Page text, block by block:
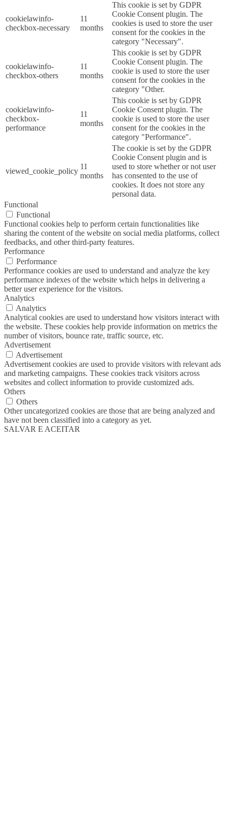
cookielawinfo-
checkbox-necessary
11
months
This cookie is set by GDPR
Cookie Consent plugin. The
cookies is used to store the user
consent for the cookies in the
category "Necessary".
cookielawinfo-
checkbox-others
11
months
This cookie is set by GDPR
Cookie Consent plugin. The
cookie is used to store the user
consent for the cookies in the
category "Other.
cookielawinfo-
checkbox-
performance
11
months
This cookie is set by GDPR
Cookie Consent plugin. The
cookie is used to store the user
consent for the cookies in the
category "Performance".
viewed_cookie_policy
11
months
The cookie is set by the GDPR
Cookie Consent plugin and is
used to store whether or not user
has consented to the use of
cookies. It does not store any
personal data.
Functional
Functional
Functional cookies help to perform certain functionalities like
sharing the content of the website on social media platforms, collect
feedbacks, and other third-party features.
Performance
Performance
Performance cookies are used to understand and analyze the key
performance indexes of the website which helps in delivering a
better user experience for the visitors.
Analytics
Analytics
Analytical cookies are used to understand how visitors interact with
the website. These cookies help provide information on metrics the
number of visitors, bounce rate, traffic source, etc.
Advertisement
Advertisement
Advertisement cookies are used to provide visitors with relevant ads
and marketing campaigns. These cookies track visitors across
websites and collect information to provide customized ads.
Others
Others
Other uncategorized cookies are those that are being analyzed and
have not been classified into a category as yet.
SALVAR E ACEITAR